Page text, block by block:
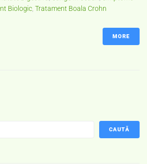
Biologic Tratament Boala Crohn
MORE
CAUTĂ